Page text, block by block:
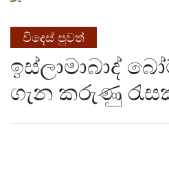
විදෙස් පුවත්
ඉස්ලාමාබාද්
ගැන කරුණු